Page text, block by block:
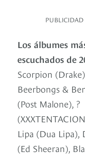
PUBLICIDAD
Los álbumes
escuchados de
Scorpion
Beerbongs &
(Post Malone), ?
Lipa (Dua Lipa),
(Ed Sheeran),